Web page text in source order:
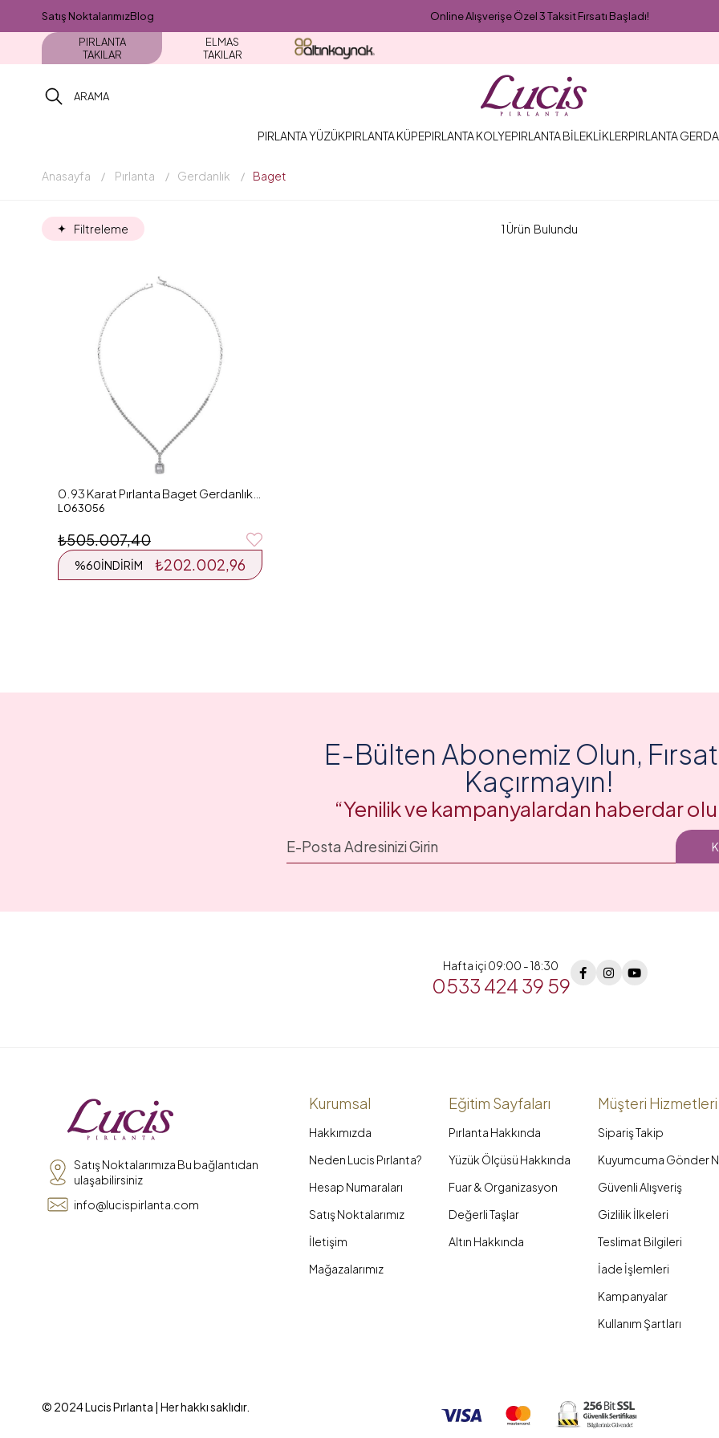
Satış NoktalarımızBlog
Online Alışverişe Özel 3 Taksit Fırsatı Başladı!
PIRLANTA
TAKILAR
ELMAS
TAKILAR
PIRLANTA YÜZÜKPIRLANTA KÜPEPIRLANTA KOLYEPIRLANTA BİLEKLİKLERPIRLANTA
Anasayfa Pırlanta Gerdanlık Baget
Filtreleme 1 Ürün
L063056
₺202.002,96
%60İNDIRIM
₺505.007,40
E-Bülten Abonemiz Olun,
Kaçırmayın!
“Yenilik ve kampanyalardan haberdar
Hafta içi 09:00 - 18:30
0533 424 39 59
Satış Noktalarımıza Bu bağlantıdan
ulaşabilirsiniz
info@lucispirlanta.com
Kurumsal
Hakkımızda
Neden Lucis Pırlanta?
Hesap Numaraları
Satış Noktalarımız
İletişim
Mağazalarımız
Eğitim Sayfaları
Pırlanta Hakkında
Yüzük Ölçüsü Hakkında
Fuar & Organizasyon
Değerli Taşlar
Altın Hakkında
Müşteri Hizmetleri
Sipariş Takip
Kuyumcuma Gönder
Güvenli Alışveriş
Gizlilik İlkeleri
Teslimat Bilgileri
İade İşlemleri
Kampanyalar
Kullanım Şartları
© 2024 Lucis Pırlanta | Her hakkı saklıdır.